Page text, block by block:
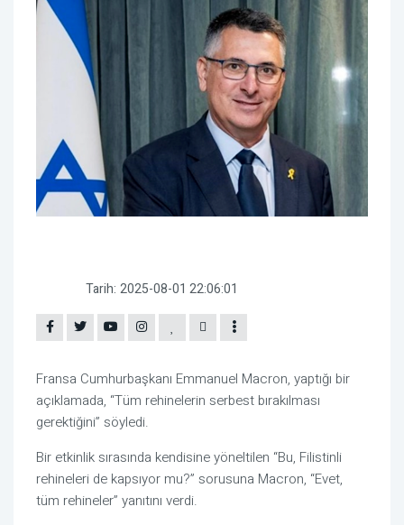
Tarih: 2025-08-01 22:06:01
Fransa Cumhurbaşkanı Emmanuel Macron, yaptığı bir
açıklamada, “Tüm rehinelerin serbest bırakılması
gerektiğini” söyledi.
Bir etkinlik sırasında kendisine yöneltilen “Bu, Filistinli
rehineleri de kapsıyor mu?” sorusuna Macron, “Evet,
tüm rehineler” yanıtını verdi.